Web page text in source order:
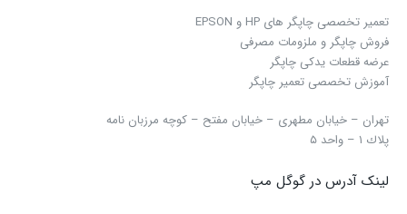
تعمیر تخصصی چاپگر های HP و EPSON
فروش چاپگر و ملزومات مصرفی
عرضه قطعات یدکی چاپگر
آموزش تخصصی تعمیر چاپگر
تهران – خیابان مطهری – خیابان مفتح – كوچه مرزبان نامه
پلاك ۱ – واحد ۵
لینک آدرس در گوگل مپ